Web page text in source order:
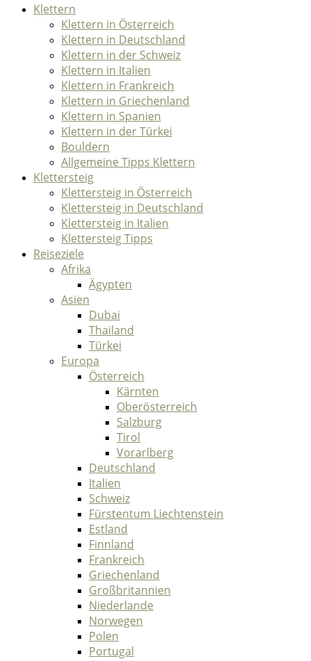
Klettern
Klettern in Österreich
Klettern in Deutschland
Klettern in der Schweiz
Klettern in Italien
Klettern in Frankreich
Klettern in Griechenland
Klettern in Spanien
Klettern in der Türkei
Bouldern
Allgemeine Tipps Klettern
Klettersteig
Klettersteig in Österreich
Klettersteig in Deutschland
Klettersteig in Italien
Klettersteig Tipps
Reiseziele
Afrika
Ägypten
Asien
Dubai
Thailand
Türkei
Europa
Österreich
Kärnten
Oberösterreich
Salzburg
Tirol
Vorarlberg
Deutschland
Italien
Schweiz
Fürstentum Liechtenstein
Estland
Finnland
Frankreich
Griechenland
Großbritannien
Niederlande
Norwegen
Polen
Portugal